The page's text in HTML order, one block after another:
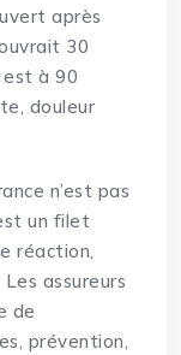
après
30
est à 90
douleur
n’est pas
un filet
réaction,
assureurs
de
prévention,